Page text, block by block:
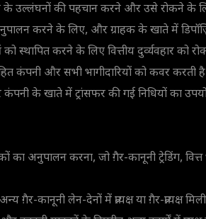
उल्लंघनों की पहचान करने और उसे रोकने के
करने के लिए, और ग्राहक के खाते में
स्थापित करने के लिए वित्तीय दुर्व्यवहार को
कंपनी और सभी भागीदारियों को कवर करती
के खाते में ट्रांसफर की गई निधियों का
का अनुपालन करना, जो ग़ैर-कानूनी ट्रेडिंग,
ग़ैर-कानूनी लेन-देनों में प्रत्यक्ष या ग़ैर-प्रत्यक्ष